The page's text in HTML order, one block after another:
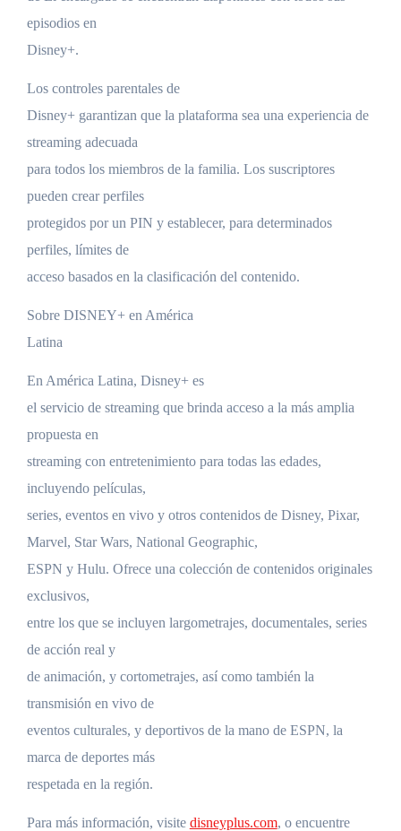
episodios en
Disney+.
Los controles parentales de
Disney+ garantizan que la plataforma sea una experiencia de
streaming adecuada
para todos los miembros de la familia. Los suscriptores
pueden crear perfiles
protegidos por un PIN y establecer, para determinados
perfiles, límites de
acceso basados en la clasificación del contenido.
Sobre DISNEY+ en América
Latina
En América Latina, Disney+ es
el servicio de streaming que brinda acceso a la más amplia
propuesta en
streaming con entretenimiento para todas las edades,
incluyendo películas,
series, eventos en vivo y otros contenidos de Disney, Pixar,
Marvel, Star Wars, National Geographic,
ESPN y Hulu. Ofrece una colección de contenidos originales
exclusivos,
entre los que se incluyen largometrajes, documentales, series
de acción real y
de animación, y cortometrajes, así como también la
transmisión en vivo de
eventos culturales, y deportivos de la mano de ESPN, la
marca de deportes más
respetada en la región.
Para más información, visite disneyplus.com, o encuentre